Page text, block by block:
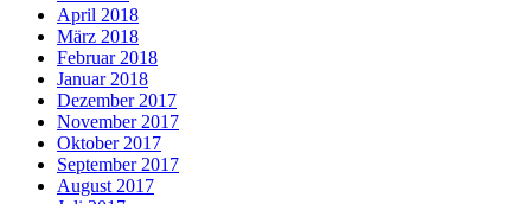
April 2018
März 2018
Februar 2018
Januar 2018
Dezember 2017
November 2017
Oktober 2017
September 2017
August 2017